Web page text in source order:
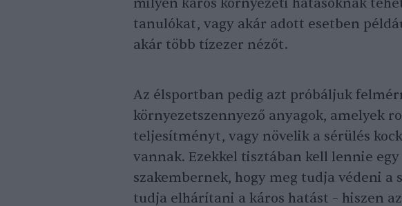
tanulókat, vagy akár adott esetben
akár több tízezer nézőt.
Az élsportban pedig azt próbáljuk
környezetszennyező anyagok, amelyek
teljesítményt, vagy növelik a sérülés
vannak. Ezekkel tisztában kell lennie
szakembernek, hogy meg tudja védeni
tudja elhárítani a káros hatást – hiszen